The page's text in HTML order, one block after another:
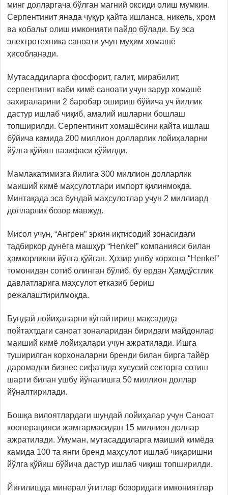
минг долларгача бўлган магний оксиди олиш мумкин.
Серпентинит янада чуқур қайта ишланса, никель, хром
ва кобальт олиш имконияти пайдо бўлади. Бу эса
электротехника саноати учун муҳим хомашё
ҳисобланади.
Мутасаддиларга фосфорит, галит, мирабилит,
серпентинит каби кимё саноати учун зарур хомашё
захираларини 2 баробар ошириш бўйича уч йиллик
дастур ишлаб чиқиб, амалий ишларни бошлаш
топширилди. Серпентинит хомашёсини қайта ишлаш
бўйича камида 200 миллион долларлик лойиҳаларни
йўлга қўйиш вазифаси қўйилди.
Мамлакатимизга йилига 300 миллион долларлик
маиший кимё маҳсулотлари импорт қилинмоқда.
Минтақада эса бундай маҳсулотлар учун 2 миллиард
долларлик бозор мавжуд.
Мисол учун, “Ангрен” эркин иқтисодий зонасидаги
тадбиркор дунёга машҳур “Henkel” компанияси билан
ҳамкорликни йўлга қўйган. Ҳозир ушбу корхона “Henkel”
томонидан сотиб олинган бўлиб, бу ердан Ҳамдўстлик
давлатларига маҳсулот етказиб бериш
режалаштирилмоқда.
Бундай лойиҳаларни кўпайтириш мақсадида
пойтахтдаги саноат зоналаридан биридаги майдонлар
маиший кимё лойиҳалари учун ажратилади. Ишга
туширилган корхоналарни бренди билан бирга тайёр
даромадли бизнес сифатида хусусий секторга сотиш
шарти билан ушбу йўналишга 50 миллион доллар
йўналтирилади.
Бошқа вилоятлардаги шундай лойиҳалар учун Саноат
кооперацияси жамғармасидан 15 миллион доллар
ажратилади. Умуман, мутасаддиларга маиший кимёда
камида 100 та янги бренд маҳсулот ишлаб чиқаришни
йўлга қўйиш бўйича дастур ишлаб чиқиш топширилди.
Йиғилишда минерал ўғитлар бозоридаги имкониятлар